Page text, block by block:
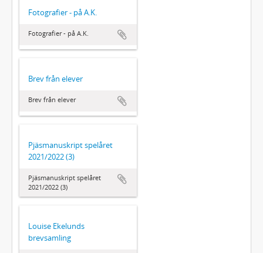
Fotografier - på A.K.
Fotografier - på A.K.
Brev från elever
Brev från elever
Pjäsmanuskript spelåret
2021/2022 (3)
Pjäsmanuskript spelåret
2021/2022 (3)
Louise Ekelunds
brevsamling